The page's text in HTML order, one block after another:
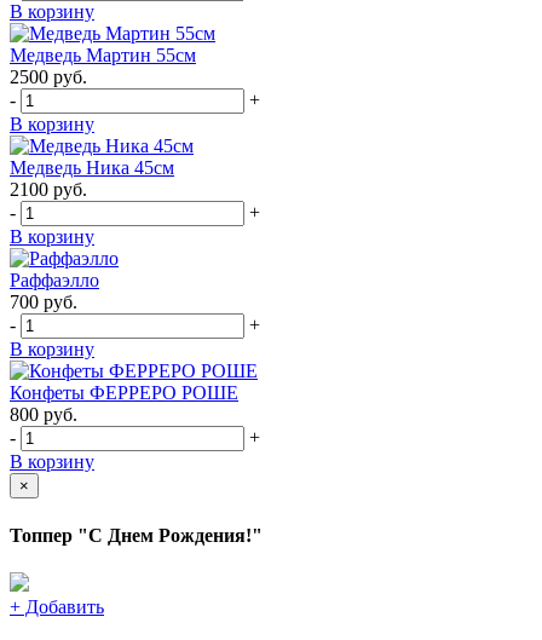
В корзину
Медведь Мартин 55см
2500 руб.
-
+
В корзину
Медведь Ника 45см
2100 руб.
-
+
В корзину
Раффаэлло
700 руб.
-
+
В корзину
Конфеты ФЕРРЕРО РОШЕ
800 руб.
-
+
В корзину
×
Топпер "С Днем Рождения!"
+ Добавить